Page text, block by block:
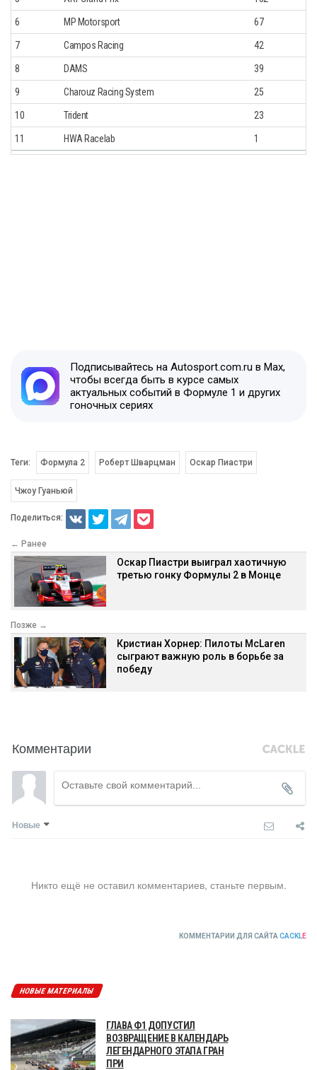
6 MP Motorsport 67
7 Campos Racing 42
8 DAMS 39
9 Charouz Racing System 25
10 Trident 23
11 HWA Racelab 1
Подписывайтесь на Autosport.com.ru в Max,
чтобы всегда быть в курсе самых
актуальных событий в Формуле 1 и других
гоночных сериях
Теги: Формула 2 Роберт Шварцман Оскар Пиастри
Чжоу Гуаньюй
Поделиться:
← Ранее
Оскар Пиастри выиграл хаотичную
третью гонку Формулы 2 в Монце
Позже →
Кристиан Хорнер: Пилоты McLaren
сыграют важную роль в борьбе за
победу
Комментарии
Новые
Никто ещё не оставил комментариев, станьте первым.
КОММЕНТАРИИ ДЛЯ САЙТА CACKLE
НОВЫЕ МАТЕРИАЛЫ
ГЛАВА Ф1 ДОПУСТИЛ
ВОЗВРАЩЕНИЕ В КАЛЕНДАРЬ
ЛЕГЕНДАРНОГО ЭТАПА ГРАН
ПРИ